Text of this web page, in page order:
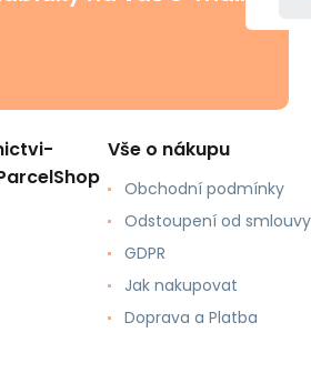
Vše o nákupu
Obchodní podmínky
Odstoupení od smlouvy
GDPR
Jak nakupovat
Doprava a Platba